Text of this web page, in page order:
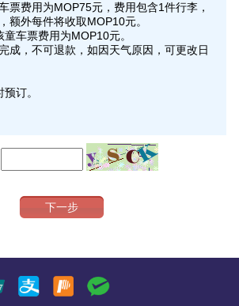
票费用为MOP75元，费用包含1件行李，
额外每件将收取MOP10元。
车票费用为MOP10元。
成，不可退款，如因天气原因，可更改日
订。